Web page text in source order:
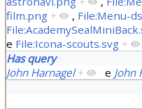
film.png + , File:Menu-
e File:Icona-scouts.svg +
Has query
John Harnagel + e John